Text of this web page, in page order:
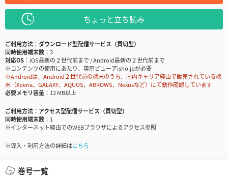
ちょっと立ち読み
ご利用方法
ダウンロード型配信サービス（買切型）
同時使用端末数
3
対応OS
iOS最新の２世代前まで / Android最新の２世代前まで
※コンテンツの使用にあたり、専用ビューアisho.jpが必要
※Androidは、Android２世代前の端末のうち、国内キャリア経由で販売されている端
末（Xperia、GALAXY、AQUOS、ARROWS、Nexusなど）にて動作確認しています
必要メモリ容量
12 MB以上
ご利用方法
アクセス型配信サービス（買切型）
同時使用端末数
1
※インターネット経由でのWEBブラウザによるアクセス参照
※導入・利用方法の詳細はこちら
巻号一覧